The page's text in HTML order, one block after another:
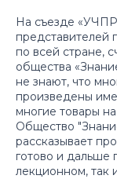
На съезде
представителей
по всей стране,
общества
не знают, что
произведены
многие товары
Общество
рассказывает
готово и дальше
лекционном, так